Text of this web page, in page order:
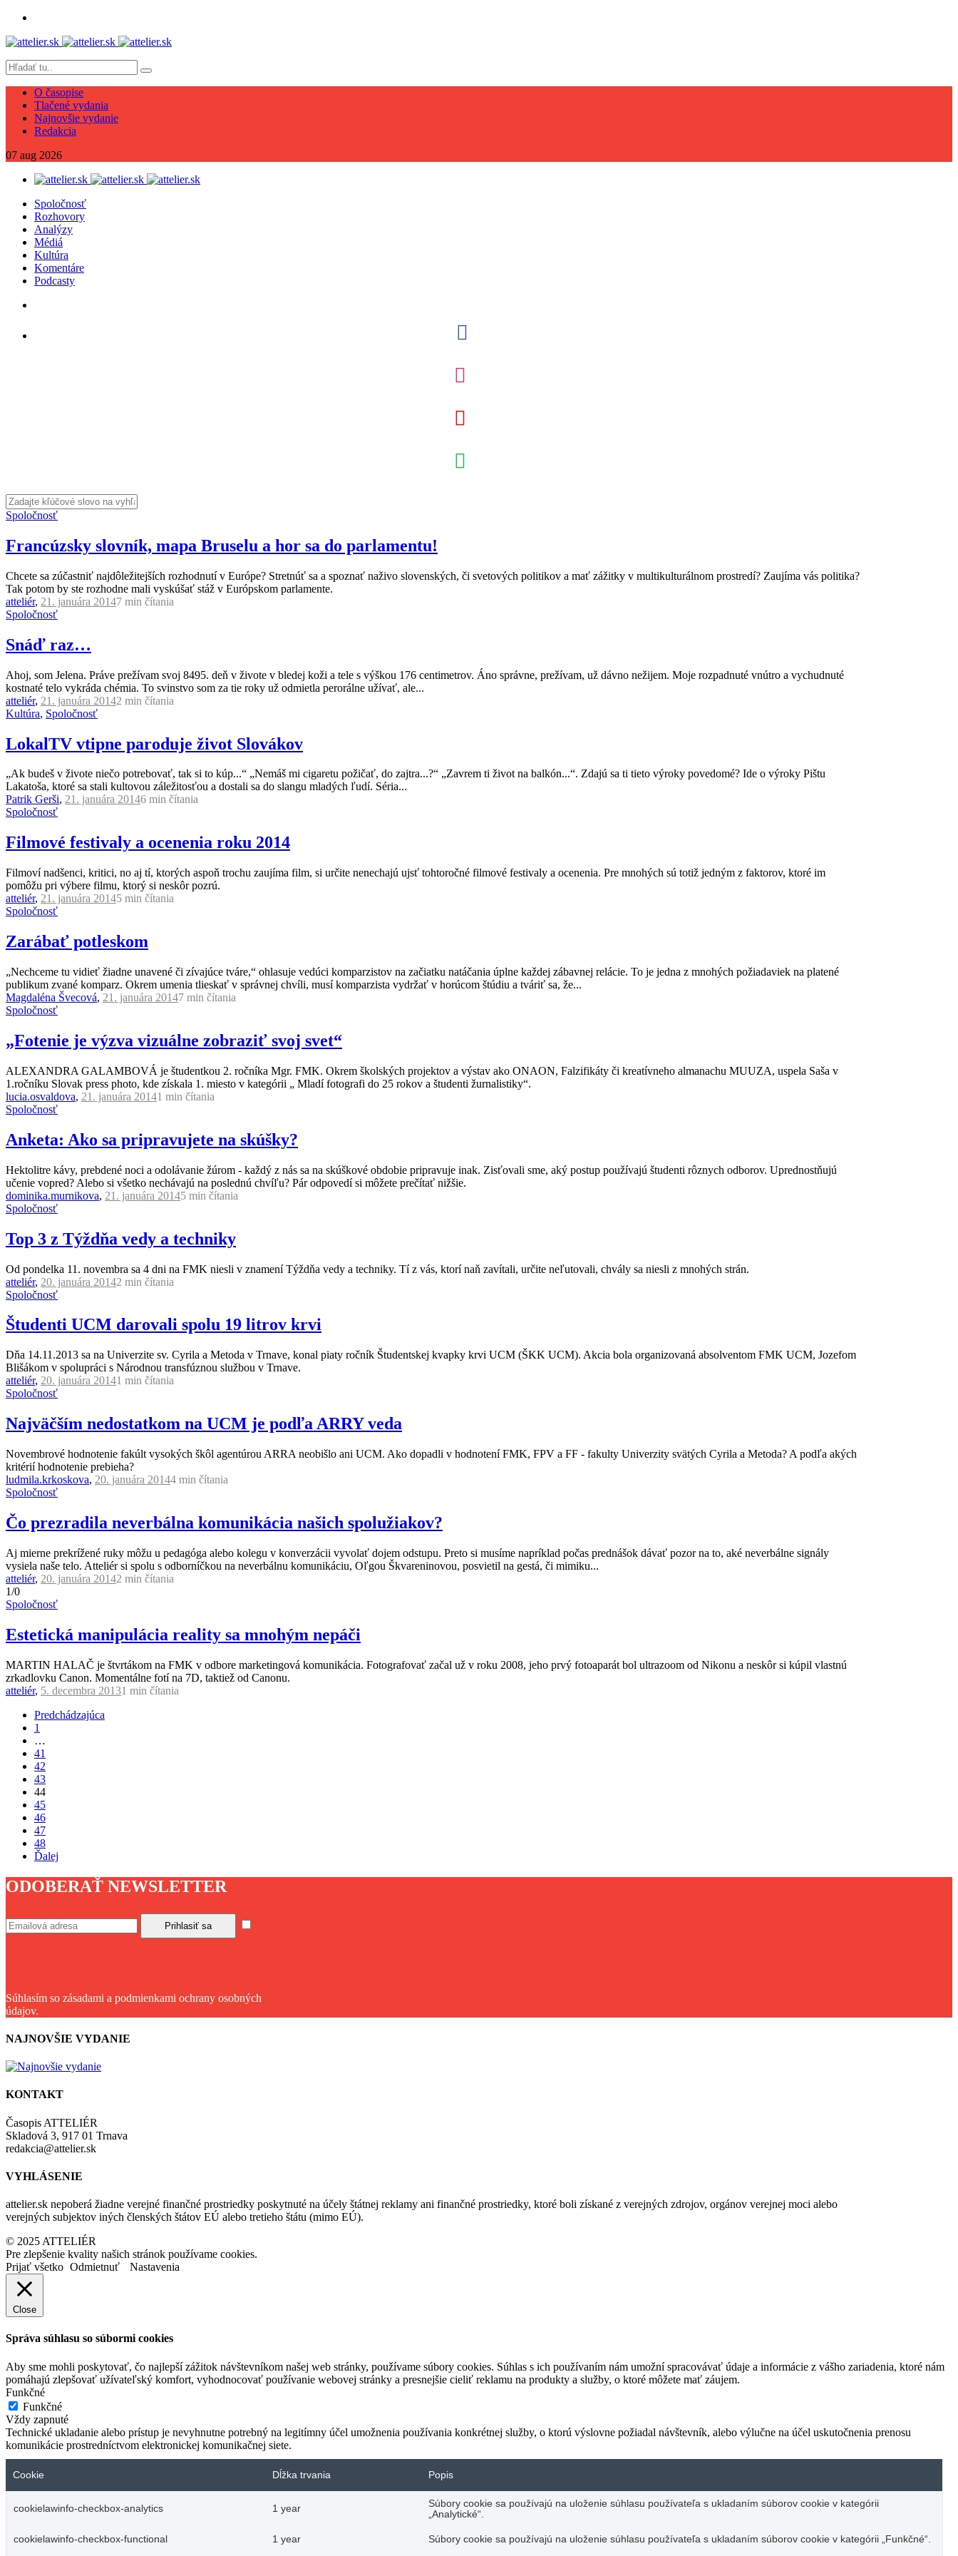
O časopise
Tlačené vydania
Najnovšie vydanie
Redakcia
07 aug 2026
Spoločnosť
Rozhovory
Analýzy
Médiá
Kultúra
Komentáre
Podcasty
Spoločnosť
Francúzsky slovník, mapa Bruselu a hor sa do parlamentu!
Chcete sa zúčastniť najdôležitejších rozhodnutí v Európe? Stretnúť sa a spoznať naživo slovenských, či svetových politikov a mať zážitky v multikulturálnom prostredí? Zaujíma vás politika?
Tak potom by ste rozhodne mali vyskúšať stáž v Európskom parlamente.
atteliér, 21. januára 20147 min čítania
Spoločnosť
Snáď raz…
Ahoj, som Jelena. Práve prežívam svoj 8495. deň v živote v bledej koži a tele s výškou 176 centimetrov. Áno správne, prežívam, už dávno nežijem. Moje rozpadnuté vnútro a vychudnuté
kostnaté telo vykráda chémia. To svinstvo som za tie roky už odmietla perorálne užívať, ale...
atteliér, 21. januára 20142 min čítania
Kultúra, Spoločnosť
LokalTV vtipne paroduje život Slovákov
„Ak budeš v živote niečo potrebovať, tak si to kúp...“ „Nemáš mi cigaretu požičať, do zajtra...?“ „Zavrem ti život na balkón...“. Zdajú sa ti tieto výroky povedomé? Ide o výroky Pištu
Lakatoša, ktoré sa stali kultovou záležitosťou a dostali sa do slangu mladých ľudí. Séria...
Patrik Gerši, 21. januára 20146 min čítania
Spoločnosť
Filmové festivaly a ocenenia roku 2014
Filmoví nadšenci, kritici, no aj tí, ktorých aspoň trochu zaujíma film, si určite nenechajú ujsť tohtoročné filmové festivaly a ocenenia. Pre mnohých sú totiž jedným z faktorov, ktoré im
pomôžu pri výbere filmu, ktorý si neskôr pozrú.
atteliér, 21. januára 20145 min čítania
Spoločnosť
Zarábať potleskom
„Nechceme tu vidieť žiadne unavené či zívajúce tváre,“ ohlasuje vedúci komparzistov na začiatku natáčania úplne každej zábavnej relácie. To je jedna z mnohých požiadaviek na platené
publikum zvané komparz. Okrem umenia tlieskať v správnej chvíli, musí komparzista vydržať v horúcom štúdiu a tváriť sa, že...
Magdaléna Švecová, 21. januára 20147 min čítania
Spoločnosť
„Fotenie je výzva vizuálne zobraziť svoj svet“
ALEXANDRA GALAMBOVÁ je študentkou 2. ročníka Mgr. FMK. Okrem školských projektov a výstav ako ONAON, Falzifikáty či kreatívneho almanachu MUUZA, uspela Saša v
1.ročníku Slovak press photo, kde získala 1. miesto v kategórii „ Mladí fotografi do 25 rokov a študenti žurnalistiky“.
lucia.osvaldova, 21. januára 20141 min čítania
Spoločnosť
Anketa: Ako sa pripravujete na skúšky?
Hektolitre kávy, prebdené noci a odolávanie žúrom - každý z nás sa na skúškové obdobie pripravuje inak. Zisťovali sme, aký postup používajú študenti rôznych odborov. Uprednostňujú
učenie vopred? Alebo si všetko nechávajú na poslednú chvíľu? Pár odpovedí si môžete prečítať nižšie.
dominika.murnikova, 21. januára 20145 min čítania
Spoločnosť
Top 3 z Týždňa vedy a techniky
Od pondelka 11. novembra sa 4 dni na FMK niesli v znamení Týždňa vedy a techniky. Tí z vás, ktorí naň zavítali, určite neľutovali, chvály sa niesli z mnohých strán.
atteliér, 20. januára 20142 min čítania
Spoločnosť
Študenti UCM darovali spolu 19 litrov krvi
Dňa 14.11.2013 sa na Univerzite sv. Cyrila a Metoda v Trnave, konal piaty ročník Študentskej kvapky krvi UCM (ŠKK UCM). Akcia bola organizovaná absolventom FMK UCM, Jozefom
Blišákom v spolupráci s Národnou transfúznou službou v Trnave.
atteliér, 20. januára 20141 min čítania
Spoločnosť
Najväčším nedostatkom na UCM je podľa ARRY veda
Novembrové hodnotenie fakúlt vysokých škôl agentúrou ARRA neobišlo ani UCM. Ako dopadli v hodnotení FMK, FPV a FF - fakulty Univerzity svätých Cyrila a Metoda? A podľa akých
kritérií hodnotenie prebieha?
ludmila.krkoskova, 20. januára 20144 min čítania
Spoločnosť
Čo prezradila neverbálna komunikácia našich spolužiakov?
Aj mierne prekrížené ruky môžu u pedagóga alebo kolegu v konverzácii vyvolať dojem odstupu. Preto si musíme napríklad počas prednášok dávať pozor na to, aké neverbálne signály
vysiela naše telo. Atteliér si spolu s odborníčkou na neverbálnu komunikáciu, Oľgou Škvareninovou, posvietil na gestá, či mimiku...
atteliér, 20. januára 20142 min čítania
1/0
Spoločnosť
Estetická manipulácia reality sa mnohým nepáči
MARTIN HALAČ je štvrtákom na FMK v odbore marketingová komunikácia. Fotografovať začal už v roku 2008, jeho prvý fotoaparát bol ultrazoom od Nikonu a neskôr si kúpil vlastnú
zrkadlovku Canon. Momentálne fotí na 7D, taktiež od Canonu.
atteliér, 5. decembra 20131 min čítania
Predchádzajúca
1
…
41
42
43
44
45
46
47
48
Ďalej
ODOBERAŤ NEWSLETTER
Súhlasím so zásadami a podmienkami ochrany osobných
údajov.
NAJNOVŠIE VYDANIE
KONTAKT
Časopis ATTELIÉR
Skladová 3, 917 01 Trnava
redakcia@attelier.sk
VYHLÁSENIE
attelier.sk nepoberá žiadne verejné finančné prostriedky poskytnuté na účely štátnej reklamy ani finančné prostriedky, ktoré boli získané z verejných zdrojov, orgánov verejnej moci alebo
verejných subjektov iných členských štátov EÚ alebo tretieho štátu (mimo EÚ).
© 2025 ATTELIÉR
Pre zlepšenie kvality našich stránok používame cookies.
Prijať všetko Odmietnuť Nastavenia
Close
Správa súhlasu so súbormi cookies
Aby sme mohli poskytovať, čo najlepší zážitok návštevníkom našej web stránky, používame súbory cookies. Súhlas s ich používaním nám umožní spracovávať údaje a informácie z vášho zariadenia, ktoré nám
pomáhajú zlepšovať užívateľský komfort, vyhodnocovať používanie webovej stránky a presnejšie cieliť reklamu na produkty a služby, o ktoré môžete mať záujem.
Funkčné
Funkčné
Vždy zapnuté
Technické ukladanie alebo prístup je nevyhnutne potrebný na legitímny účel umožnenia používania konkrétnej služby, o ktorú výslovne požiadal návštevník, alebo výlučne na účel uskutočnenia prenosu
komunikácie prostredníctvom elektronickej komunikačnej siete.
Cookie Dĺžka trvania Popis
cookielawinfo-checkbox-analytics 1 year
Súbory cookie sa používajú na uloženie súhlasu používateľa s ukladaním súborov cookie v kategórii
„Analytické“.
cookielawinfo-checkbox-functional 1 year Súbory cookie sa používajú na uloženie súhlasu používateľa s ukladaním súborov cookie v kategórii „Funkčné“.